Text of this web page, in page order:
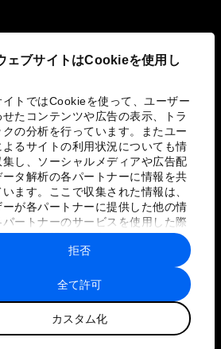
ェブサイトはCookieを使用し
イトではCookieを使って、ユーザー
せたコンテンツや広告の表示、トラ
クの分析を行っています。またユー
よるサイトの利用状況についても情
集し、ソーシャルメディアや広告配
ータ解析の各パートナーに情報を共
ます。ここで収集された情報は、
ーが各パートナーに提供した他の情
ートナーのサービスを使用した際
された情報と組み合わされ、各パー
よって使用されることがありま
全て許可
カスタム化
拒否
り組み
ーポリシーと利用規約
サイトマップ
世界経済フォーラム